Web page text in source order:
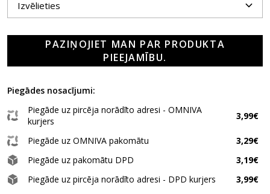
PAZIŅOJIET MAN PAR PRODUKTA
PIEEJAMĪBU.
Piegādes nosacījumi:
Piegāde uz pircēja norādīto adresi - OMNIVA
kurjers
3,99€
Piegāde uz OMNIVA pakomātu
3,29€
Piegāde uz pakomātu DPD
3,19€
Piegāde uz pircēja norādīto adresi - DPD kurjers
3,99€